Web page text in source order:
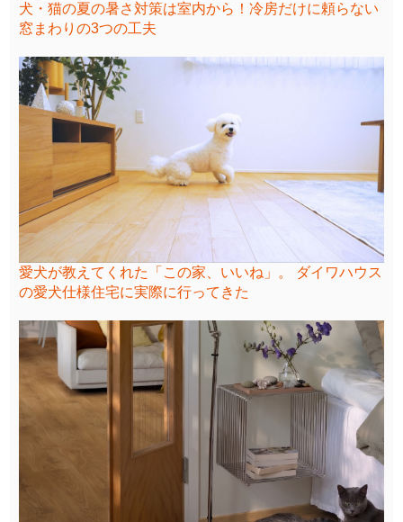
犬・猫の夏の暑さ対策は室内から！冷房だけに頼らない
窓まわりの3つの工夫
愛犬が教えてくれた「この家、いいね」。 ダイワハウス
の愛犬仕様住宅に実際に行ってきた